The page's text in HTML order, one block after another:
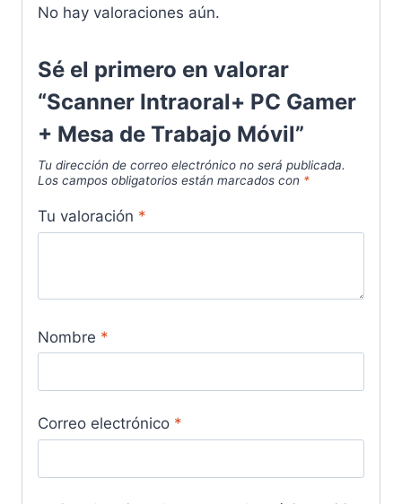
No hay valoraciones aún.
Sé el primero en valorar
“Scanner Intraoral+ PC Gamer
+ Mesa de Trabajo Móvil”
Tu dirección de correo electrónico no será publicada.
Los campos obligatorios están marcados con *
Tu valoración *
Nombre *
Correo electrónico *